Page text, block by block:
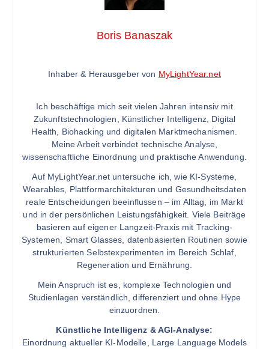
Boris Banaszak
Inhaber & Herausgeber von MyLightYear.net
Ich beschäftige mich seit vielen Jahren intensiv mit
Zukunftstechnologien, Künstlicher Intelligenz, Digital
Health, Biohacking und digitalen Marktmechanismen.
Meine Arbeit verbindet technische Analyse,
wissenschaftliche Einordnung und praktische Anwendung.
Auf MyLightYear.net untersuche ich, wie KI-Systeme,
Wearables, Plattformarchitekturen und Gesundheitsdaten
reale Entscheidungen beeinflussen – im Alltag, im Markt
und in der persönlichen Leistungsfähigkeit. Viele Beiträge
basieren auf eigener Langzeit-Praxis mit Tracking-
Systemen, Smart Glasses, datenbasierten Routinen sowie
strukturierten Selbstexperimenten im Bereich Schlaf,
Regeneration und Ernährung.
Mein Anspruch ist es, komplexe Technologien und
Studienlagen verständlich, differenziert und ohne Hype
einzuordnen.
Künstliche Intelligenz & AGI-Analyse:
Einordnung aktueller KI-Modelle, Large Language Models